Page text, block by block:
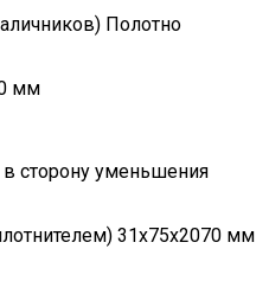
Полотно
мм
уменьшения
31х75х2070 мм